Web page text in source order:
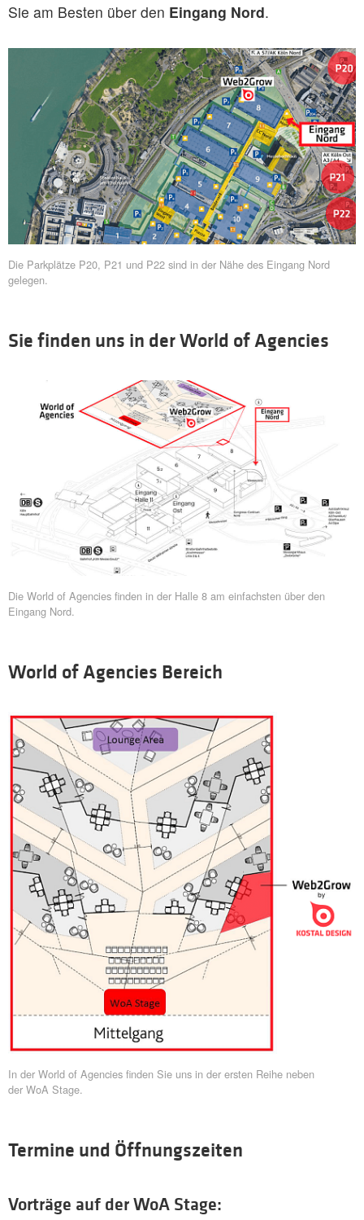
Sie am Besten über den Eingang Nord.
Die Parkplätze P20, P21 und P22 sind in der Nähe des Eingang Nord
gelegen.
Sie finden uns in der World of Agencies
Die World of Agencies finden in der Halle 8 am einfachsten über den
Eingang Nord.
World of Agencies Bereich
In der World of Agencies finden Sie uns in der ersten Reihe neben
der WoA Stage.
Termine und Öffnungszeiten
Vorträge auf der WoA Stage: